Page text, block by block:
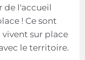
de l'accueil
! Ce sont
vivent sur place
le territoire.